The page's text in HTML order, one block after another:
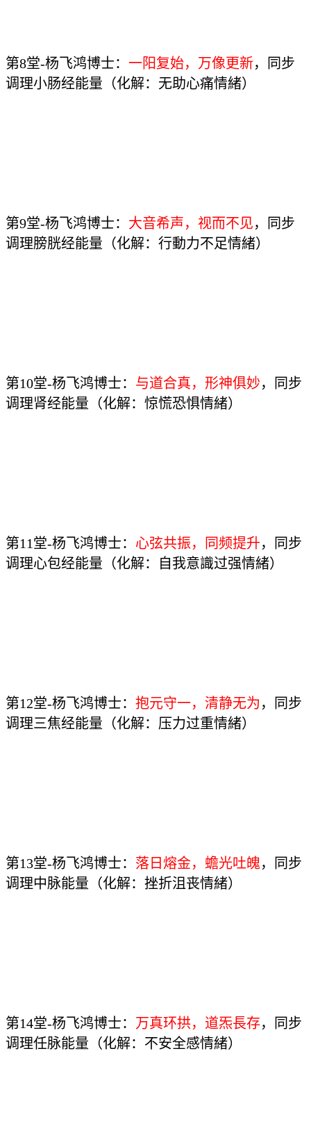
第8堂-杨飞鸿博士： 一阳复始，万像更新，同步
调理小肠经能量（化解：无助心痛情緒）
第9堂-杨飞鸿博士： 大音希声，视而不见，同步
调理膀胱经能量（化解：行動力不足情緒）
第10堂-杨飞鸿博士： 与道合真，形神俱妙，同步
调理肾经能量（化解：惊慌恐惧情緒）
第11堂-杨飞鸿博士： 心弦共振，同频提升，同步
调理心包经能量（化解：自我意識过强情緒）
第12堂-杨飞鸿博士： 抱元守一，清静无为 ，同步
调理三焦经能量（化解：压力过重情緒）
第13堂-杨飞鸿博士： 落日熔金，蟾光吐魄，同步
调理中脉能量（化解：挫折沮丧情緒）
第14堂-杨飞鸿博士： 万真环拱，道炁長存，同步
调理任脉能量（化解：不安全感情緒）